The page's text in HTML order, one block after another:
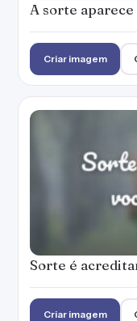
A sorte aparece
Criar imagem
Sorte é
Criar imagem